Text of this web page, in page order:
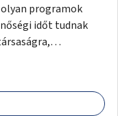
programok
időt tudnak